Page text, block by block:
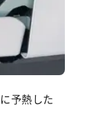
に予熱した